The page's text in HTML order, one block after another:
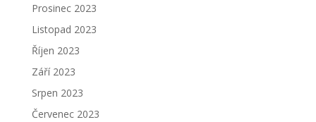
Prosinec 2023
Listopad 2023
Říjen 2023
Září 2023
Srpen 2023
Červenec 2023